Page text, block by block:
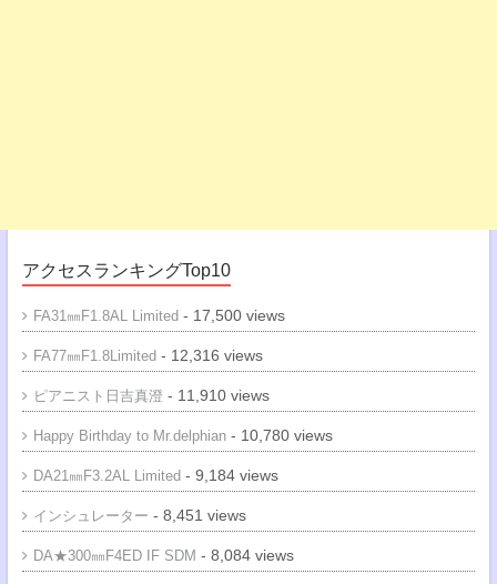
アクセスランキングTop10
FA31㎜F1.8AL Limited- 17,500 views
FA77㎜F1.8Limited- 12,316 views
ピアニスト日吉真澄 - 11,910 views
Happy Birthday to Mr.delphian- 10,780 views
DA21㎜F3.2AL Limited- 9,184 views
インシュレーター - 8,451 views
DA★300㎜F4ED IF SDM - 8,084 views